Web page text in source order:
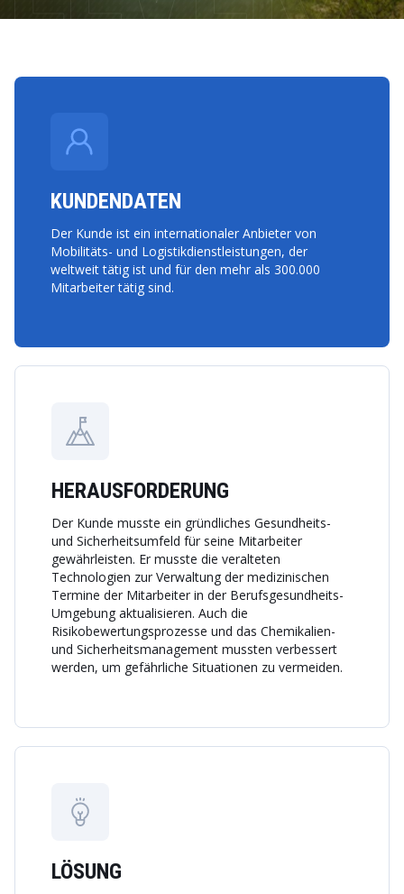
KUNDENDATEN
Der Kunde ist ein internationaler Anbieter von
Mobilitäts- und Logistikdienstleistungen, der
weltweit tätig ist und für den mehr als 300.000
Mitarbeiter tätig sind.
HERAUSFORDERUNG
Der Kunde musste ein gründliches Gesundheits-
und Sicherheitsumfeld für seine Mitarbeiter
gewährleisten. Er musste die veralteten
Technologien zur Verwaltung der medizinischen
Termine der Mitarbeiter in der Berufsgesundheits-
Umgebung aktualisieren. Auch die
Risikobewertungsprozesse und das Chemikalien-
und Sicherheitsmanagement mussten verbessert
werden, um gefährliche Situationen zu vermeiden.
LÖSUNG